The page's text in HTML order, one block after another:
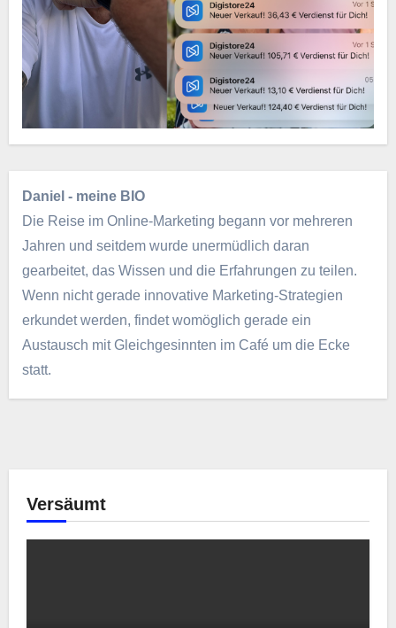
Daniel - meine BIO
Die Reise im Online-Marketing begann vor mehreren
Jahren und seitdem wurde unermüdlich daran
gearbeitet, das Wissen und die Erfahrungen zu teilen.
Wenn nicht gerade innovative Marketing-Strategien
erkundet werden, findet womöglich gerade ein
Austausch mit Gleichgesinnten im Café um die Ecke
statt.
Versäumt